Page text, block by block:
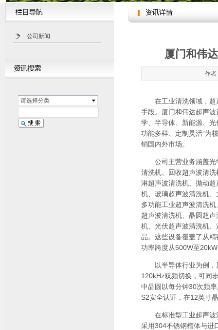
公司新闻
请选择分类
资讯详情
厦门和伟
作
在工业清洗领域，超
手段。厦门和伟达超声
学、半导体、新能源、
功能多样、定制灵活”为
销国内外市场。
公司主营业务涵盖光
清洗机、回收超声波清
淋超声波清洗机、抛动
机、玻璃超声波清洗机
多功能工业超声波清洗
超声波清洗机、晶圆超
机、光伏超声波清洗机
品。这些设备覆盖了从
功率跨度从500W至
以半导体行业为例，
120kHz双频切换，可同
中晶圆以每分钟30次频
S2安全认证，在12英寸
在标准型工业超声波
采用304不锈钢槽体与进